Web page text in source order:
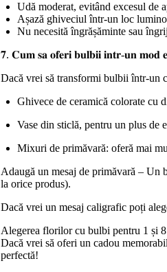
Udă moderat, evitând excesul de
Așază ghiveciul într-un loc
Nu necesită îngrășăminte sau
𝟕. 𝐂𝐮𝐦 𝐬𝐚 𝐨𝐟𝐞𝐫𝐢 𝐛𝐮𝐥𝐛𝐢𝐢 𝐢𝐧𝐭𝐫-𝐮𝐧 𝐦𝐨𝐝
Dacă vrei să transformi bulbii într-un
Ghivece de ceramică colorate cu
Vase din sticlă, pentru un plus de
Mixuri de primăvară: oferă mai
Adaugă un mesaj de primăvară – Un
la orice produs).
Dacă vrei un mesaj caligrafic poți
Alegerea florilor cu bulbi pentru 1 și 8
Dacă vrei să oferi un cadou
perfectă!